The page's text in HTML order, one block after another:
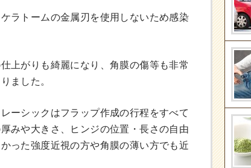
ラトームの金属刃を使用しないため感染
上がりも綺麗になり、角膜の傷等も非常
ました。
ーシックはフラップ作成の行程をすべて
みや大きさ、ヒンジの位置・長さの自由
った強度近視の方や角膜の薄い方でも近